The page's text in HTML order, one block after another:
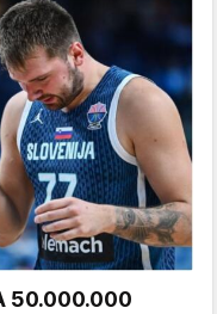
50.000.000